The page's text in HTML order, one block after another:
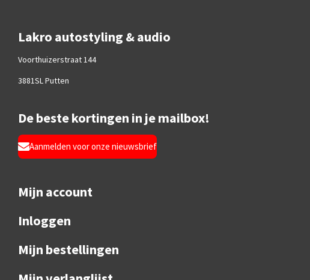
Lakro autostyling & audio
Voorthuizerstraat 144
3881SL Putten
De beste kortingen in je mailbox!
Aanmelden voor onze nieuwsbrief
Mijn account
Inloggen
Mijn bestellingen